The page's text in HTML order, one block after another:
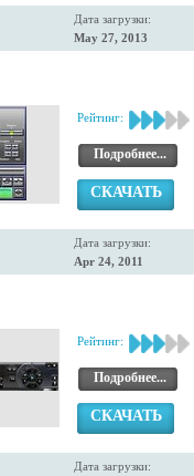
Дата загрузки:
May 27, 2013
Рейтинг:
Подробнее...
СКАЧАТЬ
Дата загрузки:
Apr 24, 2011
Рейтинг:
Подробнее...
СКАЧАТЬ
Дата загрузки: